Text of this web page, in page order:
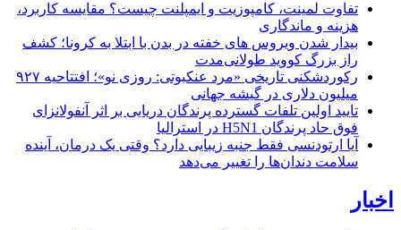
تفاوت لمینت، کامپوزیت و ایمپلنت چیست؟ مقایسه کاربرد،
هزینه و ماندگاری
بیدار شدن ویروس‌ های خفته در بدن با ابتلا به کرونا؛ کشف
راز بزرگ کووید طولانی‌مدت
رکوردشکنی تاریخی «مرد عنکبوتی: روزی نو»؛ افتتاحیه ۹۲۷
میلیون دلاری در گیشه جهانی
تایید اولین تلفات گسترده پرندگان دریایی بر اثر آنفولانزای
فوق حاد پرندگان H5N1 در استرالیا
آیا ارتودنسی فقط جنبه زیبایی دارد؟ وقتی یک درمان، آینده
سلامت دندان‌ها را تغییر می‌دهد
اخبار